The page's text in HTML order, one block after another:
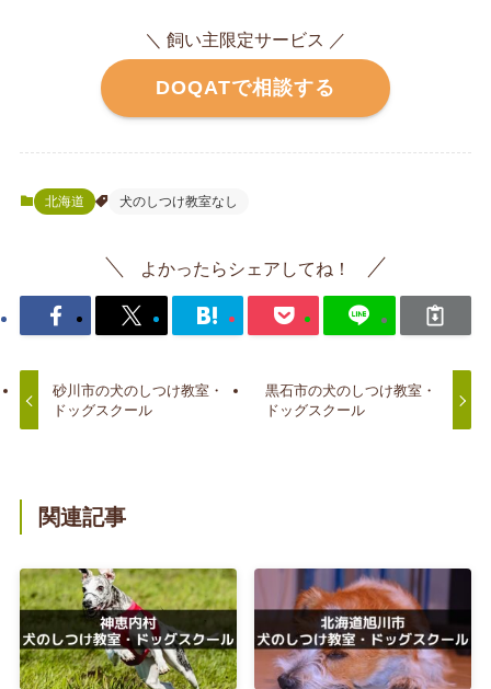
＼ 飼い主限定サービス ／
DOQATで相談する
北海道 犬のしつけ教室なし
よかったらシェアしてね！
砂川市の犬のしつけ教室・
ドッグスクール
黒石市の犬のしつけ教室・
ドッグスクール
関連記事